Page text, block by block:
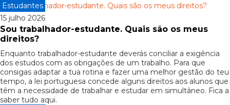
Estudantes
15 julho 2026
Sou trabalhador-estudante. Quais são os meus
direitos?
Enquanto trabalhador-estudante deverás conciliar a exigência
dos estudos com as obrigações de um trabalho. Para que
consigas adaptar a tua rotina e fazer uma melhor gestão do teu
tempo, a lei portuguesa concede alguns direitos aos alunos que
têm a necessidade de trabalhar e estudar em simultâneo. Fica a
saber tudo aqui.